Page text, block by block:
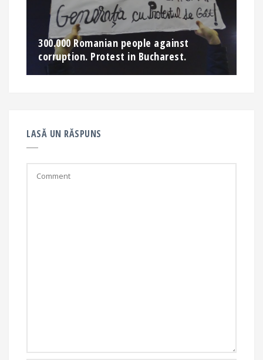
300.000 Romanian people against
corruption. Protest in Bucharest.
LASĂ UN RĂSPUNS